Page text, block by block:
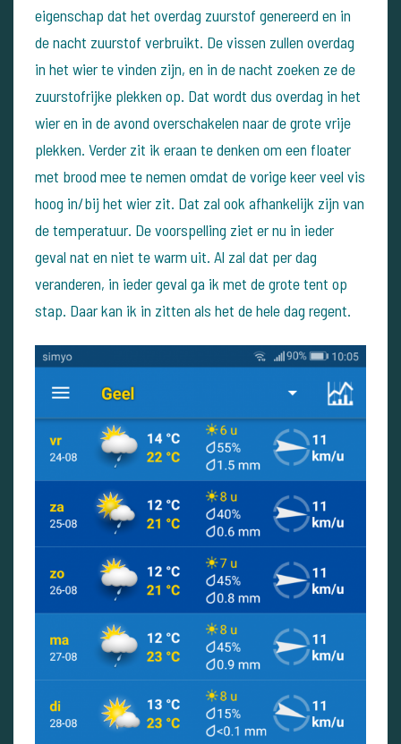
eigenschap dat het overdag zuurstof genereerd en in
de nacht zuurstof verbruikt. De vissen zullen overdag
in het wier te vinden zijn, en in de nacht zoeken ze de
zuurstofrijke plekken op. Dat wordt dus overdag in het
wier en in de avond overschakelen naar de grote vrije
plekken. Verder zit ik eraan te denken om een floater
met brood mee te nemen omdat de vorige keer veel vis
hoog in/bij het wier zit. Dat zal ook afhankelijk zijn van
de temperatuur. De voorspelling ziet er nu in ieder
geval nat en niet te warm uit. Al zal dat per dag
veranderen, in ieder geval ga ik met de grote tent op
stap. Daar kan ik in zitten als het de hele dag regent.